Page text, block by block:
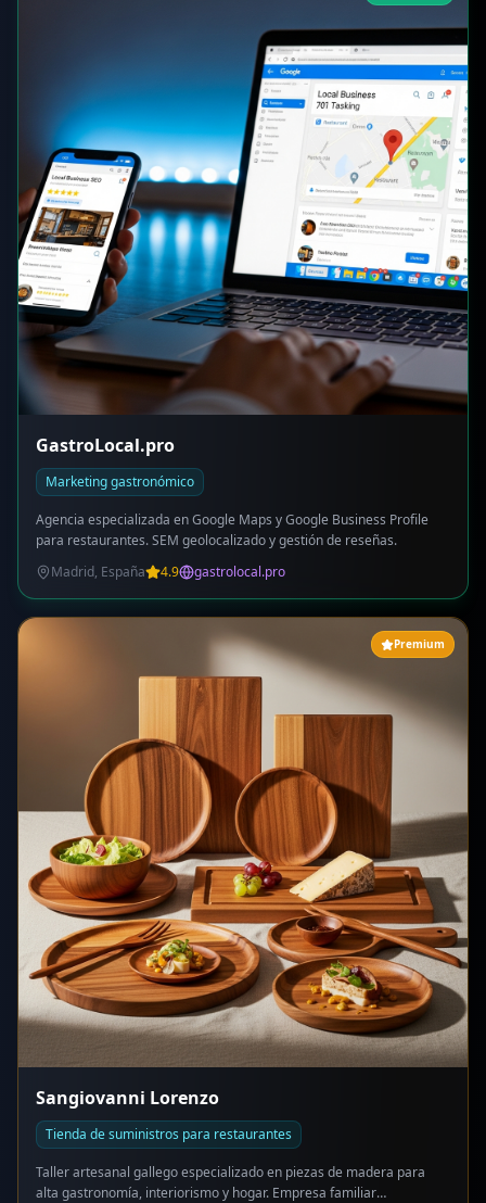
GastroLocal.pro
Marketing gastronómico
Agencia especializada en Google Maps y Google Business Profile
para restaurantes. SEM geolocalizado y gestión de reseñas.
Madrid, España
4.9 gastrolocal.pro
Premium
Sangiovanni Lorenzo
Tienda de suministros para restaurantes
Taller artesanal gallego especializado en piezas de madera para
alta gastronomía, interiorismo y hogar. Empresa familiar